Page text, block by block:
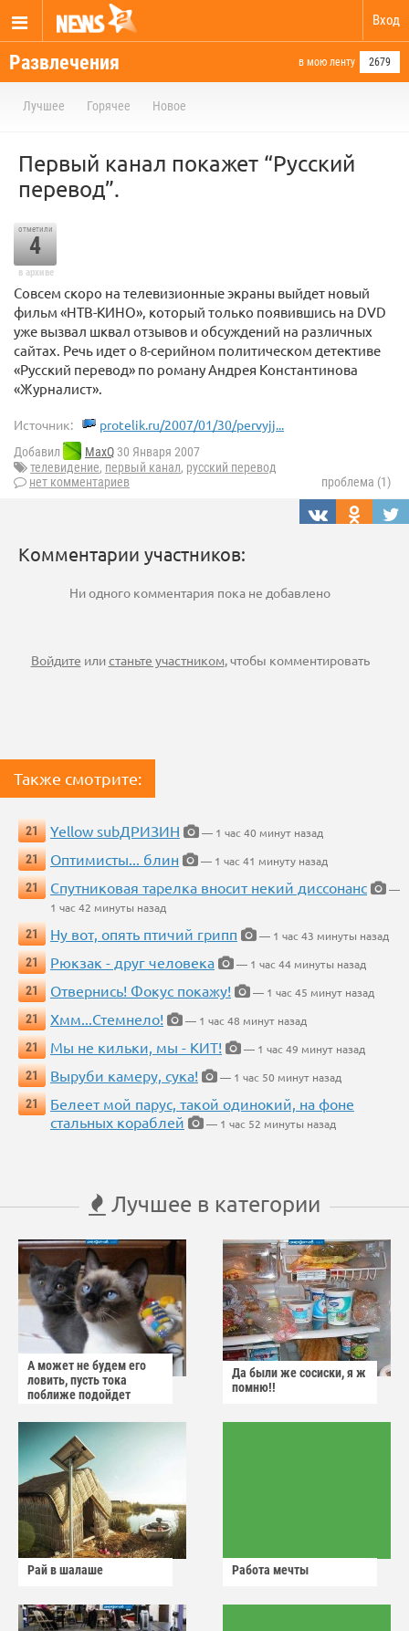
Вход
Развлечения в мою ленту 2679
Лучшее Горячее Новое
Первый канал покажет “Русский
перевод”.
отметили
4
в архиве
Совсем скоро на телевизионные экраны выйдет новый
фильм «НТВ-КИНО», который только появившись на DVD
уже вызвал шквал отзывов и обсуждений на различных
сайтах. Речь идет о 8-серийном политическом детективе
«Русский перевод» по роману Андрея Константинова
«Журналист».
Источник: protelik.ru/2007/01/30/pervyjj...
Добавил MaxQ 30 Января 2007
телевидение, первый канал, русский перевод
нет комментариев
проблема (1)
Комментарии участников:
Ни одного комментария пока не добавлено
Войдите илистаньте участником, чтобы комментировать
Также смотрите:
21 Yellow subДРИЗИН
— 1 час 40 минут назад
21
Оптимисты... блин
— 1 час 41 минуту назад
21
Спутниковая тарелка вносит некий диссонанс
—
1 час 42 минуты назад
21
Ну вот, опять птичий грипп
— 1 час 43 минуты назад
21
Рюкзак - друг человека
— 1 час 44 минуты назад
21
Отвернись! Фокус покажу!
— 1 час 45 минут назад
21
Хмм...Стемнело!
— 1 час 48 минут назад
21
Мы не кильки, мы - КИТ!
— 1 час 49 минут назад
21
Выруби камеру, сука!
— 1 час 50 минут назад
21
Белеет мой парус, такой одинокий, на фоне
стальных кораблей
— 1 час 52 минуты назад
Лучшее в категории
А может не будем его
ловить, пусть тока
поближе подойдет
Да были же сосиски, я ж
помню!!
Рай в шалаше Работа мечты